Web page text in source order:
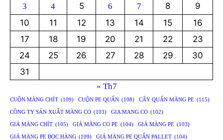
3 4 5 6 7 8
9
10
11 12 13 14 15
16
17
18 19 20 21 22
23
24
25 26 27 28 29
30
31
« Th7
CUỘN MÀNG CHÍT (109) CUỘN PE QUẤN (108) CÂY QUẤN MÀNG PE (115)
CÔNG TY SẢN XUẤT MÀNG CO (103) GIA MANG CO (102)
GIÁ MÀNG CHÍT (105) GIÁ MÀNG CO PE (104) GIÁ MÀNG PE (103)
GIÁ MÀNG PE BỌC HÀNG (109) GIÁ MÀNG PE QUẤN PALLET (104)